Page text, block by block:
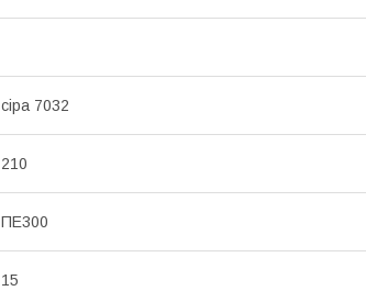
сіра 7032
210
ПЕ300
15